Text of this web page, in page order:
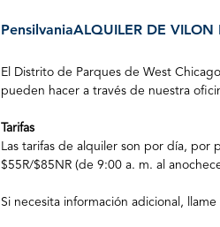
PensilvaniaALQUILER DE VILON
El Distrito de Parques de West
pueden hacer a través de nuestra
Tarifas
Las tarifas de alquiler son por día, por
$55R/$85NR (de 9:00 a. m. al
Si necesita información adicional,